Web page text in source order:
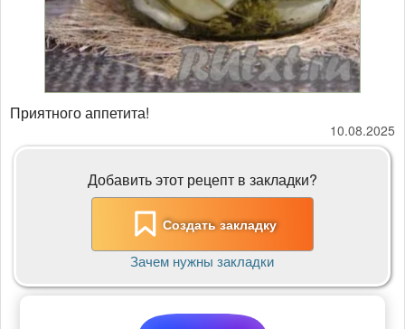
Приятного аппетита!
10.08.2025
Добавить этот рецепт в закладки?
Создать закладку
Зачем нужны закладки